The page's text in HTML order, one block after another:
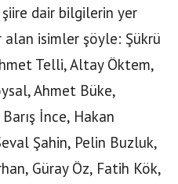
dair bilgilerin yer
alan isimler şöyle: Şükrü
Telli, Altay Öktem,
Ahmet Büke,
İnce, Hakan
Şahin, Pelin Buzluk,
Güray Öz, Fatih Kök,